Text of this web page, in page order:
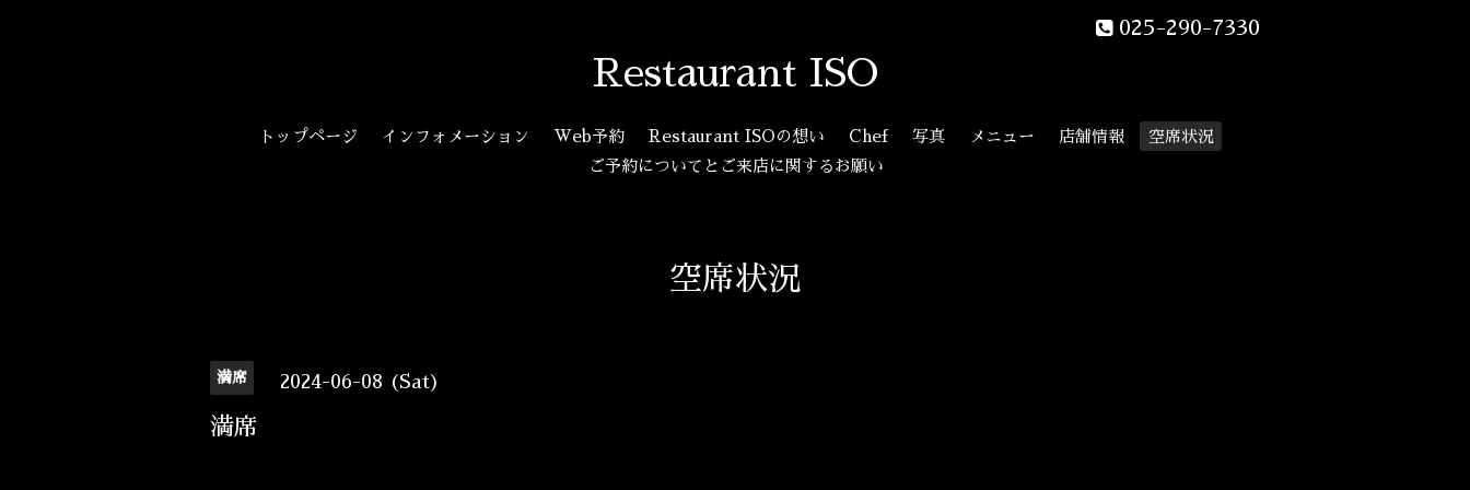
025-290-7330
Restaurant ISO
トップページ インフォメーション Web予約 Restaurant ISOの想い Chef 写真 メニュー 店舗情報
空席状況
ご予約についてとご来店に関するお願い
空席状況
満席 2024-06-08 (Sat)
満席